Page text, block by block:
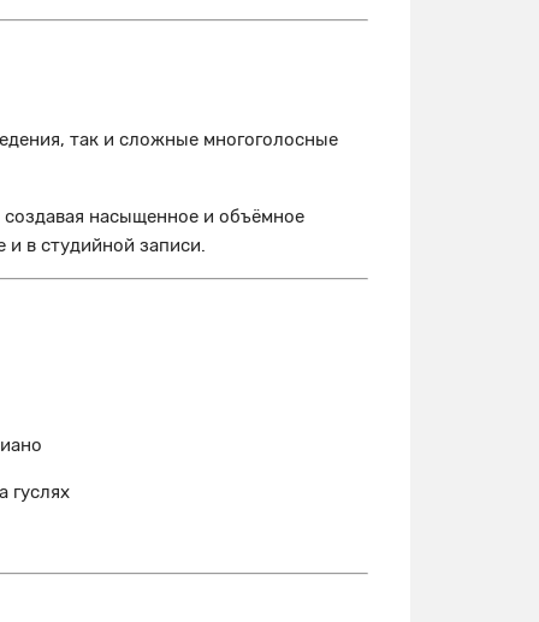
так и сложные многоголосные
насыщенное и объёмное
в студийной записи.
гуслях